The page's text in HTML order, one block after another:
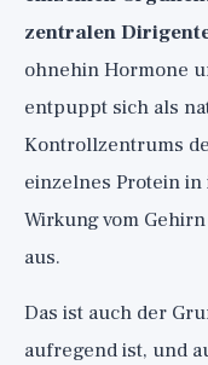
zentralen
ohnehin Hormone
entpuppt sich als
Kontrollzentrums
einzelnes Protein
Wirkung vom
aus.
Das ist auch der
aufregend ist, und